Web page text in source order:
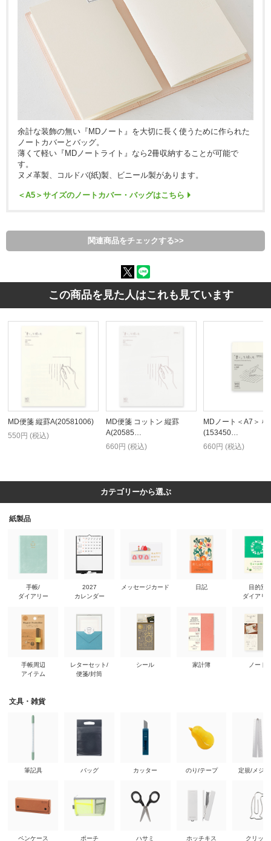
余計な装飾の無い『MDノート』を大切に長く使うために作られた
ノートカバーとバッグ。
薄くて軽い『MDノートライト』なら2冊収納することが可能で
す。
ヌメ革製、コルドバ(紙)製、ビニール製があります。
＜A5＞サイズのノートカバー・バッグはこちら
関連商品をチェックする>>
この商品を見た人はこれも見ています
MD便箋 縦罫A(20581006)
550円 (税込)
MD便箋 コットン 縦罫
A(20585…
660円 (税込)
MDノート＜A7＞ 横
(153450…
660円 (税込)
カテゴリーから選ぶ
紙製品
手帳/
ダイアリー
手帳周辺
アイテム
2027
カレンダー
レターセット/
便箋/封筒
メッセージカード
シール
日記
家計簿
目的別
ダイアリ
ノート
文具・雑貨
筆記具
ペンケース
バッグ
ポーチ
カッター
ハサミ
のり/テープ
ホッチキス
定規/メジ
クリップ